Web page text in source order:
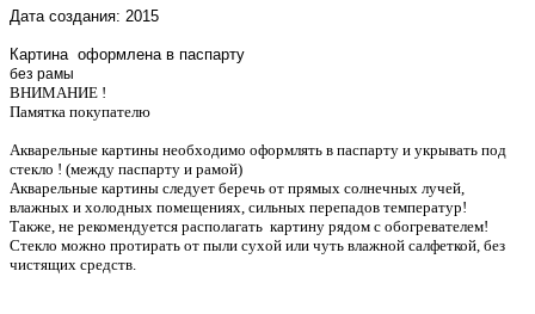
Дата создания: 2015
Картина оформлена в паспарту
без рамы
ВНИМАНИЕ !
Памятка покупателю
Акварельные картины необходимо оформлять в паспарту и укрывать под
стекло ! (между паспарту и рамой)
Акварельные картины следует беречь от прямых солнечных лучей,
влажных и холодных помещениях, сильных перепадов температур!
Также, не рекомендуется располагать картину рядом с обогревателем!
Стекло можно протирать от пыли сухой или чуть влажной салфеткой, без
чистящих средств.